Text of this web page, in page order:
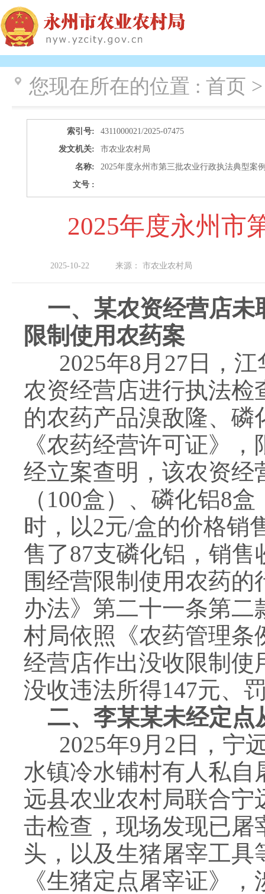
您现在所在的位置 : 首页
索引号:
4311000021/2025-07475
发文机关:
市农业农村局
名称:
2025年度永州市第三批农业行政执法典型案
文号 :
2025年度永州市
2025-10-22 来源： 市农业农村局
一、某农资经营店未
限制使用农药案
2025年8月27日，江
农资经营店进行执法检
的农药产品溴敌隆、
《农药经营许可证》
经立案查明，该农资经
（100盒）、磷化铝8
时，以2元/盒的价格销
售了87支磷化铝，销
围经营限制使用农药
办法》第二十一条第
村局依照《农药管理条
经营店作出没收限制使
没收违法所得147元、
二、 李某某未经定点
2025年9月2日，宁
水镇冷水铺村有人私自
远县农业农村局联合宁
击检查， 现场发现已屠
头，以及生猪屠宰工具
《生猪定点屠宰证》